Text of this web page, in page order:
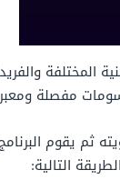
المختلفة
مفصلة
ثم يقوم
التالية: